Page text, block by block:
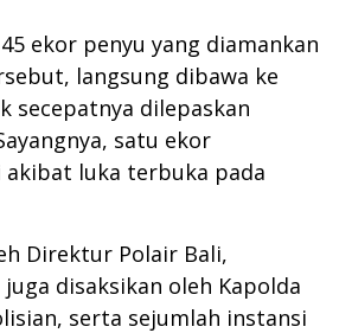
ekor penyu yang diamankan
langsung dibawa ke
secepatnya dilepaskan
satu ekor
luka terbuka pada
Direktur Polair Bali,
disaksikan oleh Kapolda
serta sejumlah instansi